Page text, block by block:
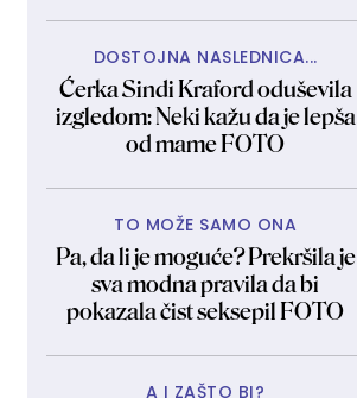
DOSTOJNA NASLEDNICA...
Ćerka Sindi Kraford oduševila
izgledom: Neki kažu da je lepša
od mame FOTO
TO MOŽE SAMO ONA
Pa, da li je moguće? Prekršila je
sva modna pravila da bi
pokazala čist seksepil FOTO
A I ZAŠTO BI?